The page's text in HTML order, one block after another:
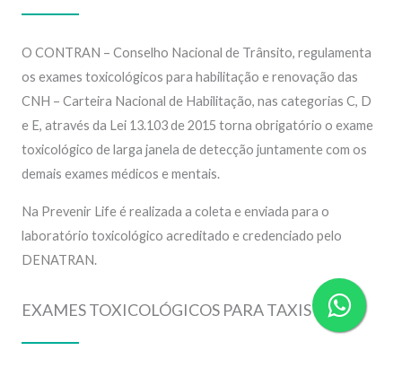
O CONTRAN – Conselho Nacional de Trânsito, regulamenta
os exames toxicológicos para habilitação e renovação das
CNH – Carteira Nacional de Habilitação, nas categorias C, D
e E, através da Lei 13.103 de 2015 torna obrigatório o exame
toxicológico de larga janela de detecção juntamente com os
demais exames médicos e mentais.
Na Prevenir Life é realizada a coleta e enviada para o
laboratório toxicológico acreditado e credenciado pelo
DENATRAN.
EXAMES TOXICOLÓGICOS PARA TAXISTA